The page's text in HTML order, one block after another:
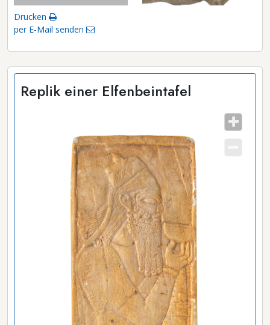
Drucken
per E-Mail senden
Replik einer Elfenbeintafel